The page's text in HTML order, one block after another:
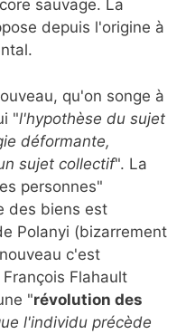
sauvage. La
depuis l'origine à
qu'on songe à
"l'hypothèse du sujet
déformante,
sujet collectif". La
personnes"
des biens est
Polanyi (bizarrement
c'est
Flahault
"révolution des
l'individu précède